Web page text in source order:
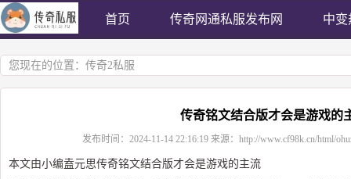
首页 传奇网通私服发布网 中变
您现在的位置： 传奇2私服
传奇铭文结合版才会是游戏的
发布时间： 2024-11-14 22:16:19来源： http://www.cf98k.cn/html/
本文由小编盍元思传奇铭文结合版才会是游戏的主流